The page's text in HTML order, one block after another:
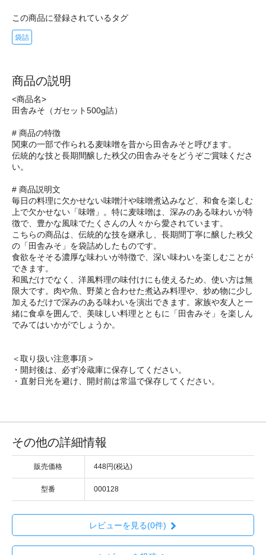
この商品に登録されているタグ
袋詰
商品の説明
<商品名>
田舎みそ（ガセット500g詰）
# 商品の特徴
関東の一部で作られる麦味噌を昔から田舎みそと呼びます。
伝統的な技と長期間醸した秩父の田舎みそをどうぞご賞味くださ
い。
# 商品説明文
毎日の料理に欠かせない味噌汁や味噌煮込みなど、和食を楽しむ
上で欠かせない「味噌」。特に麦味噌は、深みのある味わいが特
徴で、豊かな風味でたくさんの人々から愛されています。
こちらの商品は、伝統的な技を継承し、長期間丁寧に醸した秩父
の「田舎みそ」を袋詰めしたものです。
食欲をそそる濃厚な味わいが特徴で、深い味わいを楽しむことが
できます。
和風だけでなく、洋風料理の味付けにも使えるため、使い方は無
限大です。肉や魚、野菜と合わせた煮込み料理や、炒め物に少し
加えるだけで深みのある味わいを演出できます。家族や友人と一
緒に食卓を囲んで、美味しい料理とともに「田舎みそ」を楽しん
でみてはいかがでしょうか。
＜取り扱い注意事項＞
・開封後は、必ず冷蔵庫に保存してください。
・直射日光を避け、開封前は常温で保存してください。
その他の詳細情報
販売価格 448円(税込)
型番 000128
レビューを見る(0件)